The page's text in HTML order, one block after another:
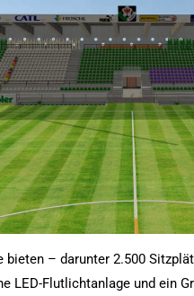
bieten – darunter 2.500
LED-Flutlichtanlage und ein